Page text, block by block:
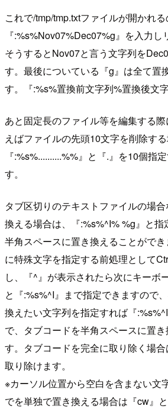
これで/tmp/tmp.txtファイルが開かれる
『:%s%Nov07%Dec07%g』を入力し
そうするとNov07と言う文字列を
す。最後についている『g』は全て置
す。『:%s%置換前文字列%置換後文字
あと固定長のファイル等を編集する
えばファイルの先頭10文字を削除す
『:%s%..........%%』と『.』を10個指
す。
タブ区切りのテキストファイルの場
換える場合は、『:%s%^I% %g』と
半角スペースに置き換えることがで
に特殊文字を指定する前処理として
し、『^』が表示されたら次にキーボ
と『:%s%^I』まで指定できますので
換えたい文字列を指定すれば『
で、タブコードを半角スペースに置
す。タブコードを完全に取り除く場
取り除けます。
※カーソル位置から空白を含まない文
でを単独で置き換える場合は『cw』